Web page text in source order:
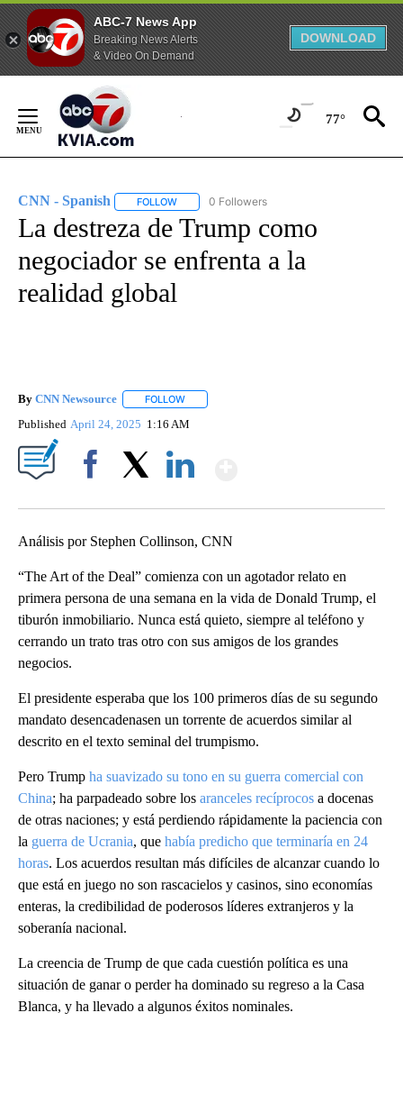
ABC-7 News App
Breaking News Alerts
& Video On Demand
DOWNLOAD
Content
77°
CNN - Spanish FOLLOW FOLLOW "CNN - SPANISH" TO RECEIVE
0 Followers
La destreza de Trump como
negociador se enfrenta a la
realidad global
By CNN Newsource FOLLOW
Published April 24, 2025 1:16 AM
Análisis por Stephen Collinson, CNN
“The Art of the Deal” comienza con un agotador relato en
primera persona de una semana en la vida de Donald Trump, el
tiburón inmobiliario. Nunca está quieto, siempre al teléfono y
cerrando un trato tras otro con sus amigos de los grandes
negocios.
El presidente esperaba que los 100 primeros días de su segundo
mandato desencadenasen un torrente de acuerdos similar al
descrito en el texto seminal del trumpismo.
Pero Trump ha suavizado su tono en su guerra comercial con
China; ha parpadeado sobre los aranceles recíprocos a docenas
de otras naciones; y está perdiendo rápidamente la paciencia con
la guerra de Ucrania, que había predicho que terminaría en 24
horas. Los acuerdos resultan más difíciles de alcanzar cuando lo
que está en juego no son rascacielos y casinos, sino economías
enteras, la credibilidad de poderosos líderes extranjeros y la
soberanía nacional.
La creencia de Trump de que cada cuestión política es una
situación de ganar o perder ha dominado su regreso a la Casa
Blanca, y ha llevado a algunos éxitos nominales.